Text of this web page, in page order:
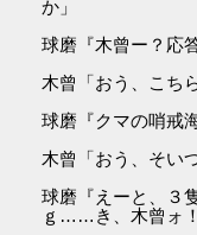
か」
球磨『木曾ー？応
木曾「おう、こち
球磨『クマの哨戒
木曾「おう、そい
球磨『えーと、３
ｇ……き、木曾ォ！